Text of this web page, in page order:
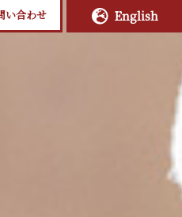
い合わせ English